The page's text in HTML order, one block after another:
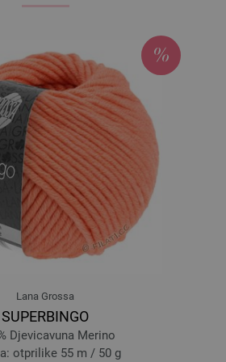
Lana Grossa
SUPERBINGO
Djevicavuna Merino
otprilike 55 m / 50 g